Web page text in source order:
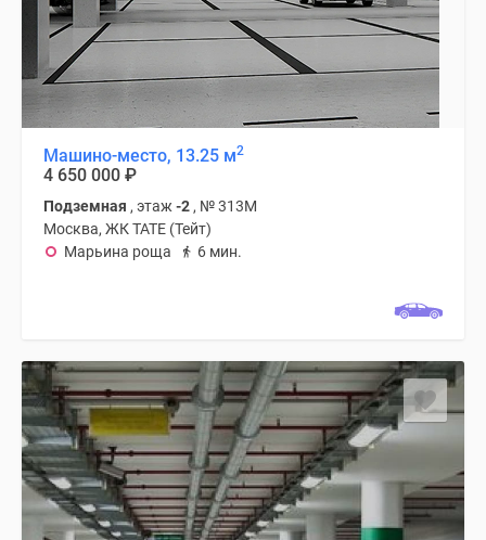
Машино-место, 13.25 м2
4 650 000 ₽
Подземная , этаж -2 , № 313М
Москва, ЖК TATE (Тейт)
Марьина роща
6 мин.